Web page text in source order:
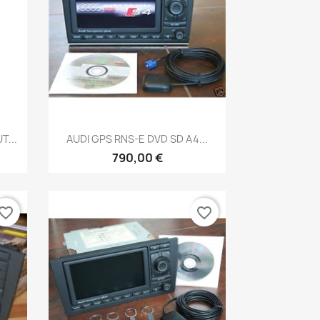
Aperçu rapide
AUDI GPS RNS-E DVD SD A4...
790,00 €
favorite_border